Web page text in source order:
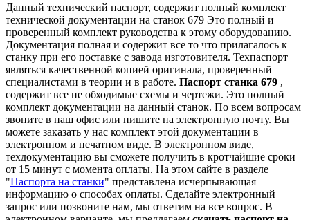
Данный технический паспорт, содержит полный комплект
технической документации на станок 679 Это полный и
проверенный комплект руководства к этому оборудованию.
Документация полная и содержит все то что прилагалось к
станку при его поставке с завода изготовителя. Техпаспорт
являться качественной копией оригинала, проверенный
специалистами в теории и в работе. Паспорт станка 679 ,
содержит все не обходимые схемы и чертежи. Это полный
комплект документации на данный станок. По всем вопросам
звоните в наш офис или пишите на электронную почту. Вы
можете заказать у нас комплект этой документации в
электронном и печатном виде. В электронном виде,
техдокументацию вы сможете получить в кротчайшие сроки
от 15 минут с момента оплаты. На этом сайте в разделе
"Паспорта на станки" представлена исчерпывающая
информацию о способах оплаты. Cделайте электронный
запрос или позвоните нам, мы ответим на все вопрос. В